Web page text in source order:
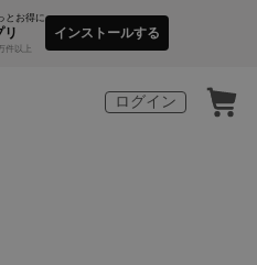
とお得に
リ
件以上
インストールする
ログイン